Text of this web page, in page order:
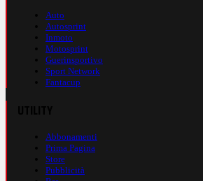
Auto
Autosprint
Inmoto
Motosprint
Guerinsportivo
Sport Network
Fantacup
Abbonamenti
Prima Pagina
Store
Pubblicità